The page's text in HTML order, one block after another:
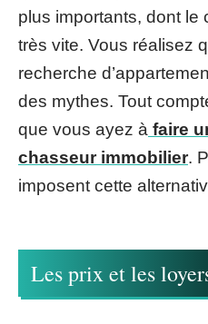
plus importants, dont le
très vite. Vous réalisez
recherche
des mythes. Tout
que vous ayez à faire
chasseur immobilier.
imposent cette
Les prix et les